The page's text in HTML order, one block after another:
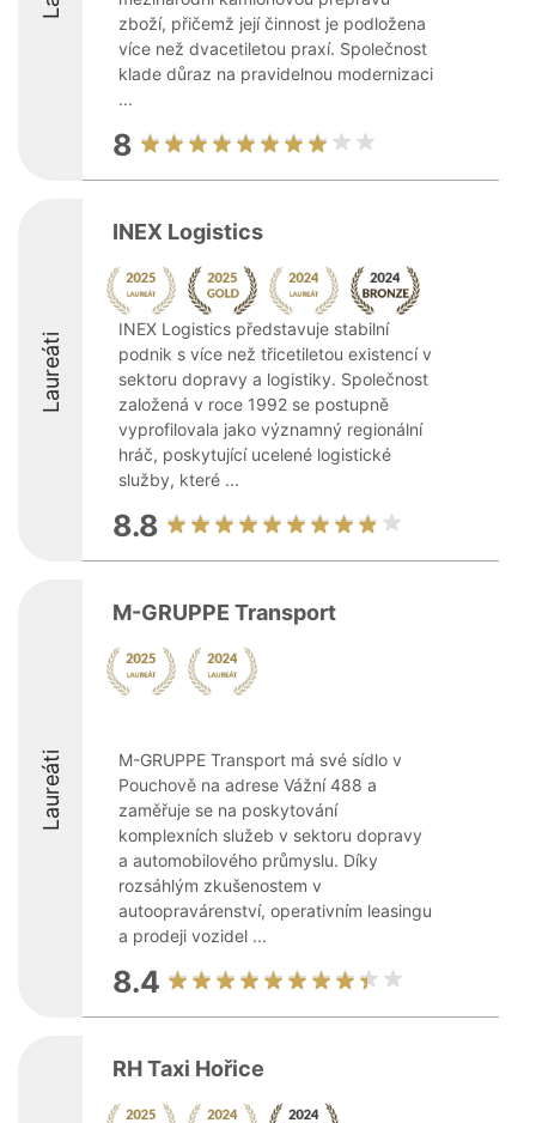
zboží, přičemž její činnost je podložena
více než dvacetiletou praxí. Společnost
klade důraz na pravidelnou modernizaci
...
8
Laureáti
INEX Logistics
INEX Logistics představuje stabilní
podnik s více než třicetiletou existencí v
sektoru dopravy a logistiky. Společnost
založená v roce 1992 se postupně
vyprofilovala jako významný regionální
hráč, poskytující ucelené logistické
služby, které ...
8.8
Laureáti
M-GRUPPE Transport
M-GRUPPE Transport má své sídlo v
Pouchově na adrese Vážní 488 a
zaměřuje se na poskytování
komplexních služeb v sektoru dopravy
a automobilového průmyslu. Díky
rozsáhlým zkušenostem v
autoopravárenství, operativním leasingu
a prodeji vozidel ...
8.4
RH Taxi Hořice